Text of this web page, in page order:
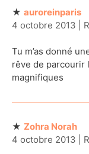
auroreinparis
4 octobre 2013
Tu m’as donné
rêve de parcourir
magnifiques
Zohra Norah
4 octobre 2013